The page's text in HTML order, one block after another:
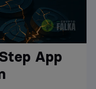
App